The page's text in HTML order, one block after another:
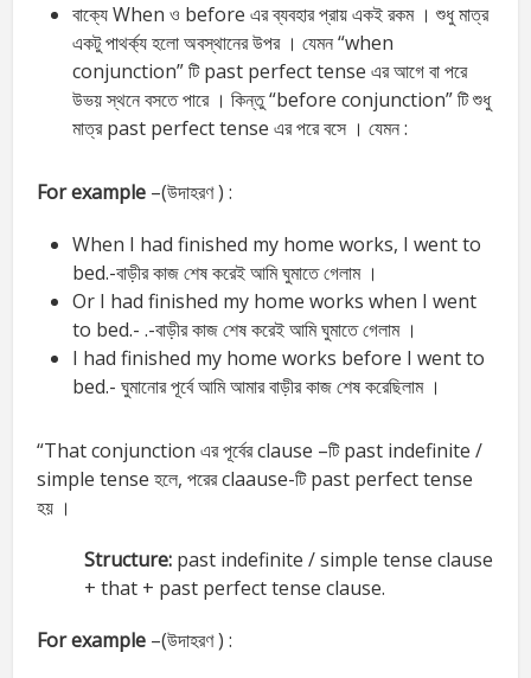
বাক্যে When ও before এর ব্যবহার প্রায় একই রকম । শুধু মাত্র
একটু পাথর্ক্য হলো অবস্থানের উপর । যেমন “when
conjunction” টি past perfect tense এর আগে বা পরে
উভয় স্থনে বসতে পারে । কিন্তু “before conjunction” টি শুধু
মাত্র past perfect tense এর পরে বসে । যেমন :
For example –(উদাহরণ ) :
When I had finished my home works, I went to
bed.-বাড়ীর কাজ শেষ করেই আমি ঘুমাতে গেলাম ।
Or I had finished my home works when I went
to bed.- .-বাড়ীর কাজ শেষ করেই আমি ঘুমাতে গেলাম ।
I had finished my home works before I went to
bed.- ঘুমানোর পূর্বে আমি আমার বাড়ীর কাজ শেষ করেছিলাম ।
“That conjunction এর পূর্বের clause –টি past indefinite /
simple tense হলে, পরের claause-টি past perfect tense
হয় ।
Structure: past indefinite / simple tense clause
+ that + past perfect tense clause.
For example –(উদাহরণ ) :